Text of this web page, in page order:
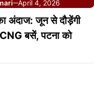
—April 4, 2026
अंदाज: जून से दौड़ेंगी
बसें, पटना को